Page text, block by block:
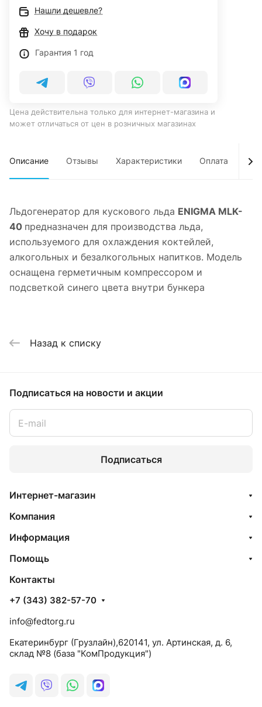
Нашли дешевле?
Хочу в подарок
Гарантия 1 год
Цена действительна только для интернет-магазина и
может отличаться от цен в розничных магазинах
Описание Отзывы Характеристики Оплата
Льдогенератор для кускового льда ENIGMA MLK-
40 предназначен для производства льда,
используемого для охлаждения коктейлей,
алкогольных и безалкогольных напитков. Модель
оснащена герметичным компрессором и
подсветкой синего цвета внутри бункера
Назад к списку
Подписаться на новости и акции
Подписаться
Интернет-магазин
Компания
Информация
Помощь
Контакты
+7 (343) 382-57-70
info@fedtorg.ru
Екатеринбург (Грузлайн),620141, ул. Артинская, д. 6,
склад №8 (база "КомПродукция")